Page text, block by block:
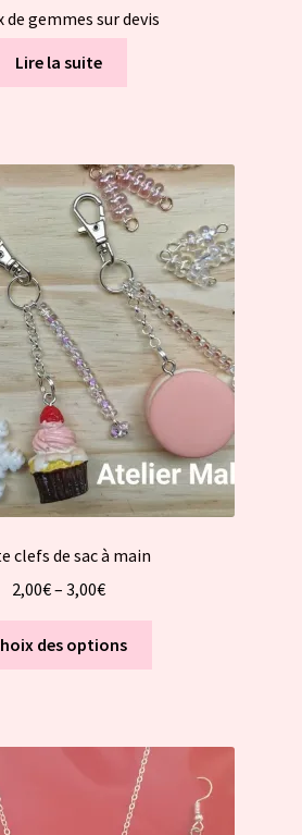
de gemmes sur devis
Lire la suite
clefs de sac à main
2,00€– 3,00€
des options
variations.
options
peuvent